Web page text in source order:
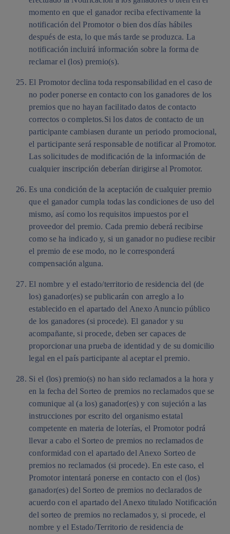
momento en que el ganador reciba efectivamente la
notificación del Promotor o bien dos días hábiles
después de esta, lo que más tarde se produzca. La
notificación incluirá información sobre la forma de
reclamar el (los) premio(s).
El Promotor declina toda responsabilidad en el caso de
no poder ponerse en contacto con los ganadores de los
premios que no hayan facilitado datos de contacto
correctos o completos.Si los datos de contacto de un
participante cambiasen durante un periodo promocional,
el participante será responsable de notificar al Promotor.
Las solicitudes de modificación de la información de
cualquier inscripción deberían dirigirse al Promotor.
Es una condición de la aceptación de cualquier premio
que el ganador cumpla todas las condiciones de uso del
mismo, así como los requisitos impuestos por el
proveedor del premio. Cada premio deberá recibirse
como se ha indicado y, si un ganador no pudiese recibir
el premio de ese modo, no le corresponderá
compensación alguna.
El nombre y el estado/territorio de residencia del (de
los) ganador(es) se publicarán con arreglo a lo
establecido en el apartado del Anexo Anuncio público
de los ganadores (si procede). El ganador y su
acompañante, si procede, deben ser capaces de
proporcionar una prueba de identidad y de su domicilio
legal en el país participante al aceptar el premio.
Si el (los) premio(s) no han sido reclamados a la hora y
en la fecha del Sorteo de premios no reclamados que se
comunique al (a los) ganador(es) y con sujeción a las
instrucciones por escrito del organismo estatal
competente en materia de loterías, el Promotor podrá
llevar a cabo el Sorteo de premios no reclamados de
conformidad con el apartado del Anexo Sorteo de
premios no reclamados (si procede). En este caso, el
Promotor intentará ponerse en contacto con el (los)
ganador(es) del Sorteo de premios no declarados de
acuerdo con el apartado del Anexo titulado Notificación
del sorteo de premios no reclamados y, si procede, el
nombre y el Estado/Territorio de residencia de